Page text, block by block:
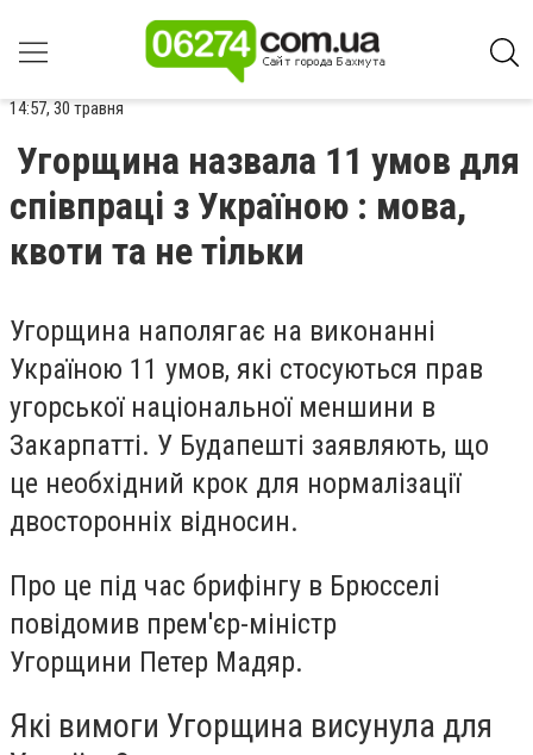
14:57, 30 травня
Угорщина назвала 11 умов для
співпраці з Україною : мова,
квоти та не тільки
Угорщина наполягає на виконанні
Україною 11 умов, які стосуються прав
угорської національної меншини в
Закарпатті. У Будапешті заявляють, що
це необхідний крок для нормалізації
двосторонніх відносин.
Про це під час брифінгу в Брюсселі
повідомив прем'єр-міністр
Угорщини Петер Мадяр.
Які вимоги Угорщина висунула для